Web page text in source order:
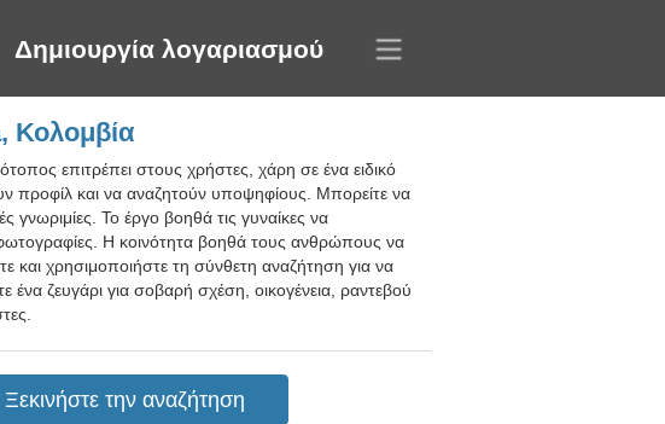
Δημιουργία λογαριασμού
Κολομβία
επιτρέπει στους χρήστες, χάρη σε ένα ειδικό
προφίλ και να αναζητούν υποψηφίους. Μπορείτε να
γνωριμίες. Το έργο βοηθά τις γυναίκες να
Η κοινότητα βοηθά τους ανθρώπους να
και χρησιμοποιήστε τη σύνθετη αναζήτηση για να
ένα ζευγάρι για σοβαρή σχέση, οικογένεια, ραντεβού